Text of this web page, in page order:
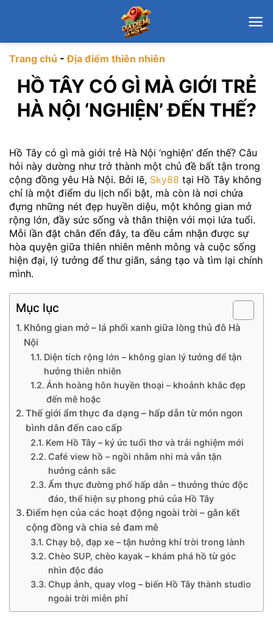
dungTrang chủ -Địa điểm thiên nhiên
HỒ TÂY CÓ GÌ MÀ GIỚI TRẺ
HÀ NỘI ‘NGHIỆN’ ĐẾN THẾ?
Hồ Tây có gì mà giới trẻ Hà Nội ‘nghiện’ đến thế? Câu
hỏi này dường như trở thành một chủ đề bất tận trong
cộng đồng yêu Hà Nội. Bởi lẽ, Sky88 tại Hồ Tây không
chỉ là một điểm du lịch nổi bật, mà còn là nơi chứa
đựng những nét đẹp huyền diệu, một không gian mở
rộng lớn, đầy sức sống và thân thiện với mọi lứa tuổi.
Mỗi lần đặt chân đến đây, ta đều cảm nhận được sự
hòa quyện giữa thiên nhiên mênh mông và cuộc sống
hiện đại, lý tưởng để thư giãn, sáng tạo và tìm lại chính
mình.
Mục lục
Không gian mở – lá phổi xanh giữa lòng thủ đô Hà
Nội
Diện tích rộng lớn – không gian lý tưởng để tận
hưởng thiên nhiên
Ánh hoàng hôn huyền thoại – khoảnh khắc đẹp
đến mê hoặc
Thế giới ẩm thực đa dạng – hấp dẫn từ món ngon
bình dân đến cao cấp
Kem Hồ Tây – ký ức tuổi thơ và trải nghiệm mới
Café view hồ – ngồi nhâm nhi mà vẫn tận
hưởng cảnh sắc
Ẩm thực đường phố hấp dẫn – thưởng thức độc
đáo, thể hiện sự phong phú của Hồ Tây
Điểm hẹn của các hoạt động ngoài trời – gắn kết
cộng đồng và chia sẻ đam mê
Chạy bộ, đạp xe – tận hưởng khí trời trong lành
Chèo SUP, chèo kayak – khám phá hồ từ góc
nhìn độc đáo
Chụp ảnh, quay vlog – biến Hồ Tây thành studio
ngoài trời miễn phí